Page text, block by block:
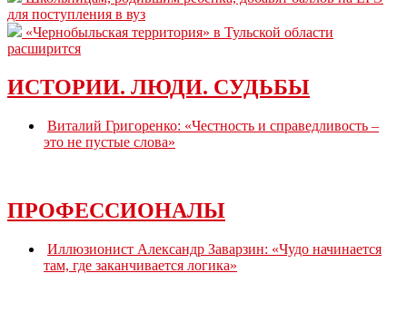
для поступления в вуз
«Чернобыльская территория» в Тульской области
расширится
ИСТОРИИ. ЛЮДИ. СУДЬБЫ
Виталий Григоренко: «Честность и справедливость –
это не пустые слова»
ПРОФЕССИОНАЛЫ
Иллюзионист Александр Заварзин: «Чудо начинается
там, где заканчивается логика»